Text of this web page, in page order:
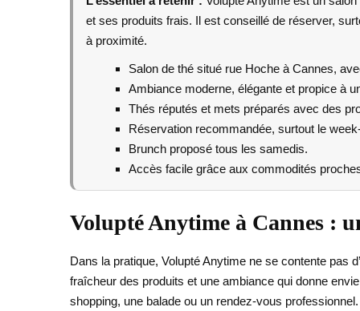
et ses produits frais. Il est conseillé de réserver,
à proximité.
Salon de thé situé rue Hoche à Cannes,
Ambiance moderne, élégante et propice à
Thés réputés et mets préparés avec des
Réservation recommandée, surtout le
Brunch proposé tous les samedis.
Accès facile grâce aux commodités
Volupté Anytime à Cannes :
Dans la pratique, Volupté Anytime ne se contente pas
fraîcheur des produits et une ambiance qui donne
shopping, une balade ou un rendez-vous professionnel.